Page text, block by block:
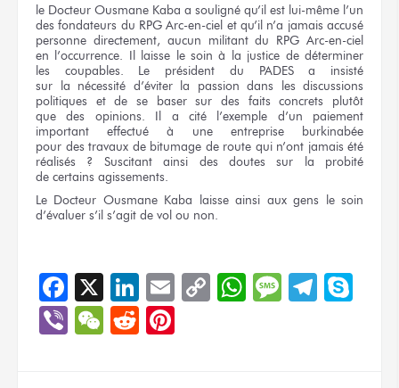
le Docteur Ousmane Kaba a souligné qu’il est lui-même l’un
des fondateurs du RPG Arc-en-ciel et qu’il n’a jamais accusé
personne directement, aucun militantdu RPG Arc-en-ciel
en l’occurrence.
Il laisse le soin à la justice de déterminer
les coupables.
Le président du PADES
a insisté
sur la nécessité d’éviter la passion dans les discussions
politiques et de se baser sur des faits concrets plutôt
que des opinions.
Il a citél’exemple d’un paiement
important effectuéà une entrepriseburkinabée
pour des travaux de bitumage de route qui n’ont jamais été
réalisés ? Suscitant ainsi des doutes
sur la probité
de certains agissements.
Le Docteur Ousmane Kaba laisse ainsi aux gens le soin
d’évaluer s’il s’agit de vol ou non.
Facebook
X LinkedIn
EmailCopyWhatsApp
Message
ViberWeChat
Reddit